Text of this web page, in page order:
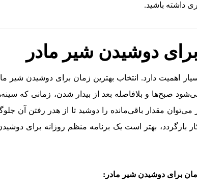
داشته باشید.
دوشیدن شیر مادر
اهمیت دارد. انتخاب بهترین زمان برای دوشیدن شیر
صبح‌ها و بلافاصله بعد از بیدار شدن، زمانی که
می‌توان مقدار باقی‌مانده را دوشید تا از هدر رفتن آن
بازگردد، بهتر است یک برنامه منظم روزانه برای
برای دوشیدن شیر مادر: